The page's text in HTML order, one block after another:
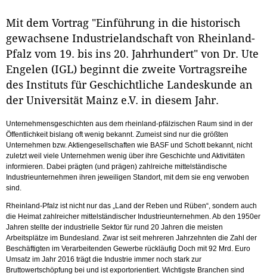
Mit dem Vortrag "Einführung in die historisch
gewachsene Industrielandschaft von Rheinland-
Pfalz vom 19. bis ins 20. Jahrhundert" von Dr. Ute
Engelen (IGL) beginnt die zweite Vortragsreihe
des Instituts für Geschichtliche Landeskunde an
der Universität Mainz e.V. in diesem Jahr.
Unternehmensgeschichten aus dem rheinland-pfälzischen Raum sind in der
Öffentlichkeit bislang oft wenig bekannt. Zumeist sind nur die größten
Unternehmen bzw. Aktiengesellschaften wie BASF und Schott bekannt, nicht
zuletzt weil viele Unternehmen wenig über ihre Geschichte und Aktivitäten
informieren. Dabei prägten (und prägen) zahlreiche mittelständische
Industrieunternehmen ihren jeweiligen Standort, mit dem sie eng verwoben
sind.
Rheinland-Pfalz ist nicht nur das „Land der Reben und Rüben“, sondern auch
die Heimat zahlreicher mittelständischer Industrieunternehmen. Ab den 1950er
Jahren stellte der industrielle Sektor für rund 20 Jahren die meisten
Arbeitsplätze im Bundesland. Zwar ist seit mehreren Jahrzehnten die Zahl der
Beschäftigten im Verarbeitenden Gewerbe rückläufig Doch mit 92 Mrd. Euro
Umsatz im Jahr 2016 trägt die Industrie immer noch stark zur
Bruttowertschöpfung bei und ist exportorientiert. Wichtigste Branchen sind